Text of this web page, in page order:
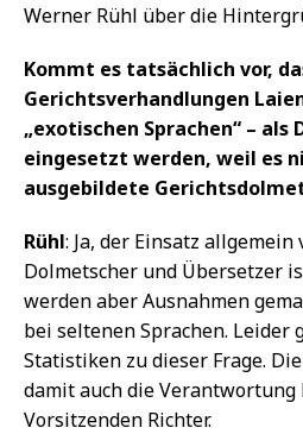
Werner Rühl über die
Kommt es tatsächlich vor,
Gerichtsverhandlungen
„exotischen Sprachen“ – als
eingesetzt werden, weil es
ausgebildete
Rühl: Ja, der Einsatz
Dolmetscher und Übersetzer
werden aber Ausnahmen
bei seltenen Sprachen.
Statistiken zu dieser Frage.
damit auch die
Vorsitzenden Richter.